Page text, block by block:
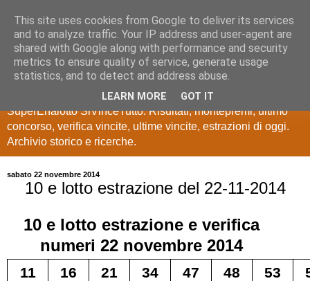
Estrazioni Lotto
SuperEnalotto
Ultime estrazioni di Lotto, SuperEnalotto, 10 e lotto,
SuperEnalotto SiVinceTutto. Risultati, montepremi, ultimo
concorso, verifica vincite, ultime vincite, estrazioni di oggi.
Archivio storico e ricerche.
sabato 22 novembre 2014
10 e lotto estrazione del 22-11-2014
10 e lotto estrazione e verifica
numeri 22 novembre 2014
11 16 21 34 47 48 53
This site uses cookies from Google to deliver its services
and to analyze traffic. Your IP address and user-agent are
shared with Google along with performance and security
metrics to ensure quality of service, generate usage
statistics, and to detect and address abuse.
LEARN MORE GOT IT